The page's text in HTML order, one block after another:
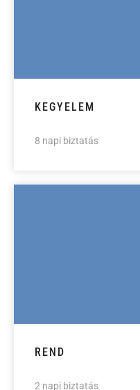
KEGYELEM
8 napi biztatás
REND
2 napi biztatás